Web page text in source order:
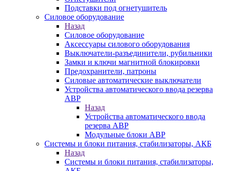
Подставки под огнетушитель
Силовое оборудование
Назад
Силовое оборудование
Аксессуары силового оборудования
Выключатели-разъединители, рубильники
Замки и ключи магнитной блокировки
Предохранители, патроны
Силовые автоматические выключатели
Устройства автоматического ввода резерва
АВР
Назад
Устройства автоматического ввода
резерва АВР
Модульные блоки АВР
Системы и блоки питания, стабилизаторы, АКБ
Назад
Системы и блоки питания, стабилизаторы,